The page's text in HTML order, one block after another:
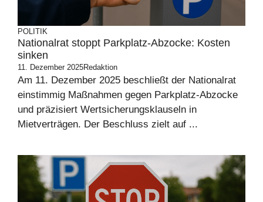
POLITIK
Nationalrat stoppt Parkplatz-Abzocke: Kosten
sinken
11. Dezember 2025Redaktion
Am 11. Dezember 2025 beschließt der Nationalrat
einstimmig Maßnahmen gegen Parkplatz-Abzocke
und präzisiert Wertsicherungsklauseln in
Mietverträgen. Der Beschluss zielt auf ...